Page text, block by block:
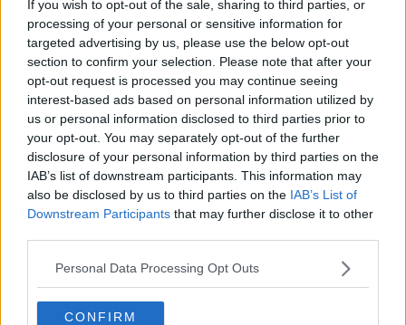
If you wish to opt-out of the sale, sharing to third parties, or
processing of your personal or sensitive information for
targeted advertising by us, please use the below opt-out
section to confirm your selection. Please note that after your
opt-out request is processed you may continue seeing
interest-based ads based on personal information utilized by
us or personal information disclosed to third parties prior to
your opt-out. You may separately opt-out of the further
disclosure of your personal information by third parties on the
IAB’s list of downstream participants. This information may
also be disclosed by us to third parties on the IAB’s List of
Downstream Participants that may further disclose it to other
Personal Data Processing Opt Outs
CONFIRM
20 de rețete de salate de vară fără prelucrare termică
06.08.2026